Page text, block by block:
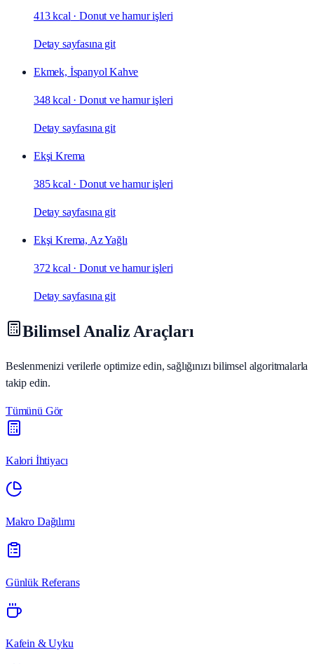
413 kcal ·Donut ve hamur işleri
Detay sayfasına git
Ekmek, İspanyol Kahve
348 kcal ·Donut ve hamur işleri
Detay sayfasına git
Ekşi Krema
385 kcal ·Donut ve hamur işleri
Detay sayfasına git
Ekşi Krema, Az Yağlı
372 kcal ·Donut ve hamur işleri
Detay sayfasına git
Bilimsel Analiz Araçları
Beslenmenizi verilerle optimize edin, sağlığınızı bilimsel algoritmalarla
takip edin.
Tümünü Gör
Kalori İhtiyacı
Makro Dağılımı
Günlük Referans
Kafein & Uyku